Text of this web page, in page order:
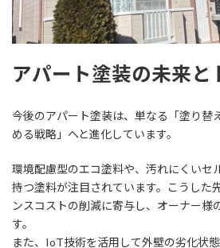
アパート塗装の未来と
今後のアパート塗装は、単なる「塗り替
める戦略」へと進化しています。
環境配慮型のエコ塗料や、汚れにくいセ
持つ塗料が注目されています。こうした
ンスコストの削減に寄与し、オーナー様
す。
また、IoT技術を活用して外壁の劣化状